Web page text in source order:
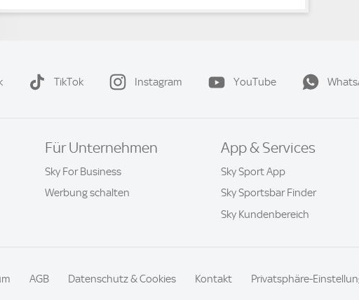
TikTok Instagram YouTube
Für Unternehmen
Sky For Business
Werbung schalten
App & Services
Sky Sport App
Sky Sportsbar Finder
Sky Kundenbereich
AGB Datenschutz & Cookies Kontakt Privatsphäre-